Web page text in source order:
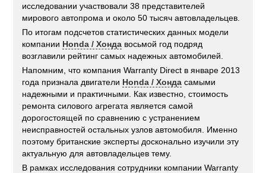
исследовании участвовали 38 представителей
мирового автопрома и около 50 тысяч автовладельцев.
По итогам подсчетов статистических данных модели
компании Honda / Хонда восьмой год подряд
возглавили рейтинг самых надежных автомобилей.
Напомним, что компания Warranty Direct в январе 2013
года признала двигатели Honda / Хонда самыми
надежными и практичными. Как известно, стоимость
ремонта силового агрегата является самой
дорогостоящей по сравнению с устранением
неисправностей остальных узлов автомобиля. Именно
поэтому британские эксперты досконально изучили эту
актуальную для автовладельцев тему.
В рамках исследования сотрудники компании Warranty